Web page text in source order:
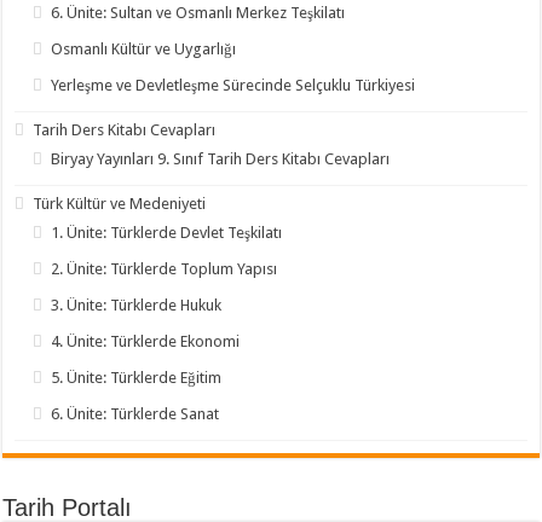
6. Ünite: Sultan ve Osmanlı Merkez Teşkilatı
Osmanlı Kültür ve Uygarlığı
Yerleşme ve Devletleşme Sürecinde Selçuklu Türkiyesi
Tarih Ders Kitabı Cevapları
Biryay Yayınları 9. Sınıf Tarih Ders Kitabı Cevapları
Türk Kültür ve Medeniyeti
1. Ünite: Türklerde Devlet Teşkilatı
2. Ünite: Türklerde Toplum Yapısı
3. Ünite: Türklerde Hukuk
4. Ünite: Türklerde Ekonomi
5. Ünite: Türklerde Eğitim
6. Ünite: Türklerde Sanat
Tarih Portalı